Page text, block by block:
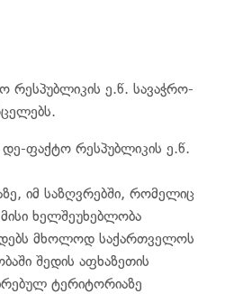
ე.წ. სავაჭრო-
ფაქტო რესპუბლიკის ე.წ.
იმ საზღვრებში, რომელიც
ხელშეუხებლობა
მხოლოდ საქართველოს
შედის აფხაზეთის
ტერიტორიაზე